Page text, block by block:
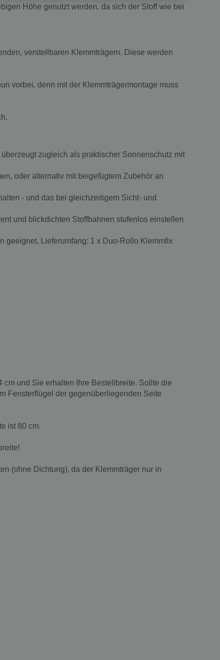
Höhe genutzt werden, da sich der Stoff wie bei
verstellbaren Klemmträgern. Diese werden
vorbei, denn mit der Klemmträgermontage muss
zugleich als praktischer Sonnenschutz mit
oder alternativ mit beigefügtem Zubehör an
- und das bei gleichzeitigem Sicht- und
und blickdichten Stoffbahnen stufenlos einstellen
geeignet, Lieferumfang: 1 x Duo-Rollo Klemmfix
und Sie erhalten Ihre Bestellbreite. Sollte die
Fensterflügel der gegenüberliegenden Seite
ist 80 cm.
(ohne Dichtung), da der Klemmträger nur in